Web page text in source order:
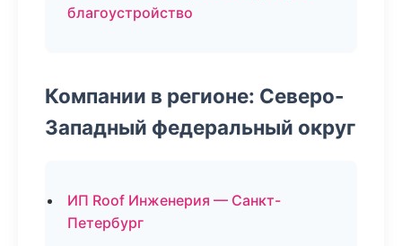
благоустройство
Компании в регионе: Северо-
Западный федеральный округ
ИП Roof Инженерия — Санкт-
Петербург